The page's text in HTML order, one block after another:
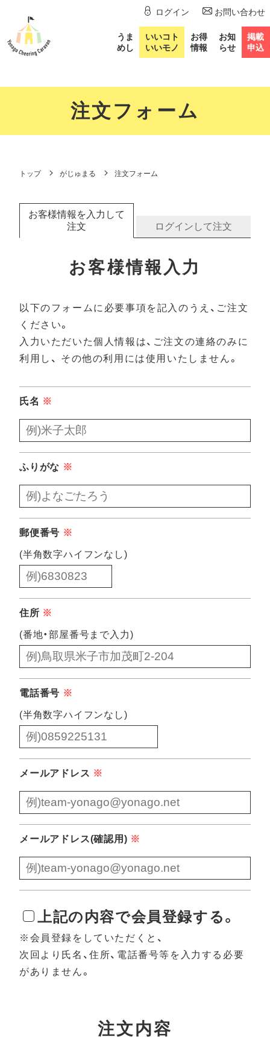
うま
めし
いいコト
いいモノ
お得
情報
お知
らせ
掲載
申込
ログイン お問い合わせ
注文フォーム
トップ がじゅまる 注文フォーム
お客様情報を入力して
注文
ログインして注文
お客様情報入力
以下のフォームに必要事項を記入のうえ、ご注文
ください。
入力いただいた個人情報は、ご注文の連絡のみに
利用し、
その他の利用には使用いたしません。
氏名 ※
ふりがな ※
郵便番号 ※
(半角数字ハイフンなし)
住所 ※
(番地・部屋番号まで入力)
電話番号 ※
(半角数字ハイフンなし)
メールアドレス ※
メールアドレス(確認用) ※
上記の内容で会員登録する。
※会員登録をしていただくと、
次回より氏名、住所、電話番号等を入力する必要
がありません。
注文内容